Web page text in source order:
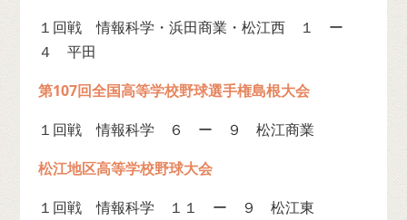
１回戦 情報科学・浜田商業・松江西 １ ー
４ 平田
第107回全国高等学校野球選手権島根大会
１回戦 情報科学 ６ ー ９ 松江商業
松江地区高等学校野球大会
１回戦 情報科学 １１ ー ９ 松江東